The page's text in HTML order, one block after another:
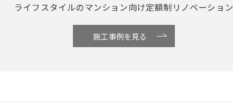
ライフスタイルのマンション向け定額制リノベーション
施工事例を見る